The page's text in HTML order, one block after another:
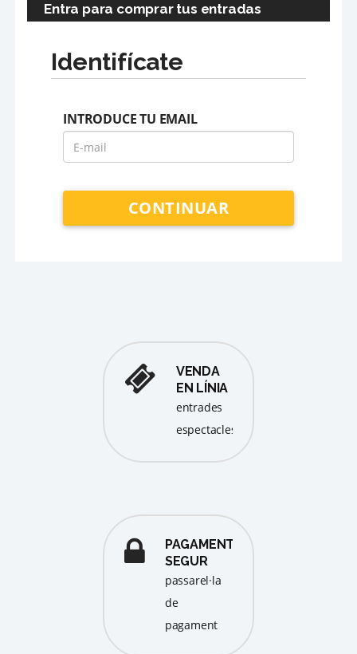
Entra para comprar tus entradas
Identifícate
INTRODUCE TU EMAIL
CONTINUAR
VENDA
EN LÍNIA
entrades
espectacles
PAGAMENT
SEGUR
passarel·la
de
pagament